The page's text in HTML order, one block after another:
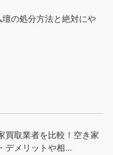
の処分方法と絶対にや
買取業者を比較！空き家
デメリットや相…